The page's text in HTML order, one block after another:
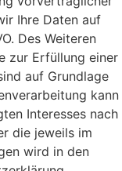
Ihre Daten auf
Des Weiteren
zur Erfüllung einer
auf Grundlage
kann
Interesses nach
die jeweils im
wird in den